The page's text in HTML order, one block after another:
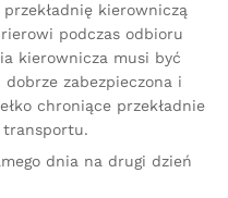
kierowniczą
podczas odbioru
kierownicza musi być
zabezpieczona i
chroniące przekładnie
transportu.
dnia na drugi dzień